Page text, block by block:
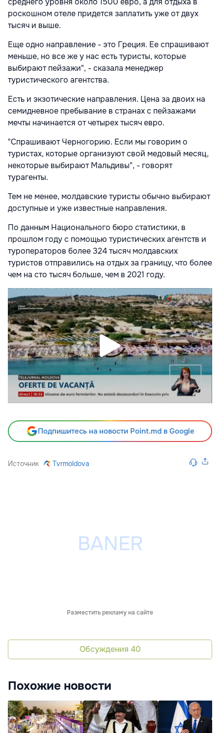
роскошном отеле придется заплатить уже от двух
тысяч и выше.
Еще одно направление - это Греция. Ее спрашивают
меньше, но все же у нас есть туристы, которые
выбирают пейзажи", - сказала менеджер
туристического агентства.
Есть и экзотические направления. Цена за двоих на
семидневное пребывание в странах с пейзажами
мечты начинается от четырех тысяч евро.
"Спрашивают Черногорию. Если мы говорим о
туристах, которые организуют свой медовый месяц,
некоторые выбирают Мальдивы", - говорят
турагенты.
Тем не менее, молдавские туристы обычно выбирают
доступные и уже известные направления.
По данным Национального бюро статистики, в
прошлом году с помощью туристических агентств и
туроператоров более 324 тысяч молдавских
туристов отправились на отдых за границу, что более
чем на сто тысяч больше, чем в 2021 году.
Подпишитесь на новости Point.md в Google
Источник Tvrmoldova
Разместить рекламу на сайте
Обсуждения 40
Похожие новости